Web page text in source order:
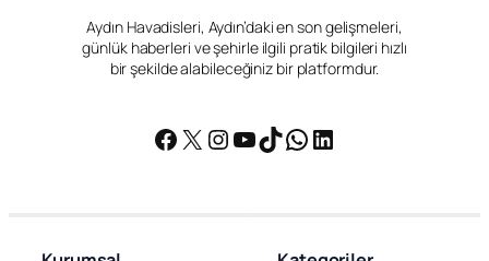
Aydın Havadisleri, Aydın’daki en son gelişmeleri,
günlük haberleri ve şehirle ilgili pratik bilgileri hızlı
bir şekilde alabileceğiniz bir platformdur.
Facebook
X Instagram
YouTube
TikTok
WhatsApp
LinkedIn